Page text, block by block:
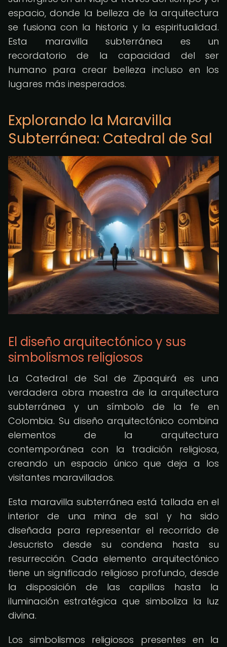
espacio, donde la belleza de la arquitectura
se fusiona con la historia y la espiritualidad.
Esta maravilla subterránea es un
recordatorio de la capacidad del ser
humano para crear belleza incluso en los
lugares más inesperados.
Explorando la Maravilla
Subterránea: Catedral de Sal
El diseño arquitectónico y sus
simbolismos religiosos
La Catedral de Sal de Zipaquirá es una
verdadera obra maestra de la arquitectura
subterránea y un símbolo de la fe en
Colombia. Su diseño arquitectónico combina
elementos de la arquitectura
contemporánea con la tradición religiosa,
creando un espacio único que deja a los
visitantes maravillados.
Esta maravilla subterránea está tallada en el
interior de una mina de sal y ha sido
diseñada para representar el recorrido de
Jesucristo desde su condena hasta su
resurrección. Cada elemento arquitectónico
tiene un significado religioso profundo, desde
la disposición de las capillas hasta la
iluminación estratégica que simboliza la luz
divina.
Los simbolismos religiosos presentes en la